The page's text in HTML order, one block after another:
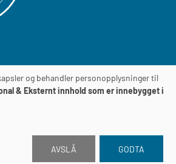
Drevet av
og behandler personopplysninger til
& Eksternt innhold som er innebygget i
AVSLÅ GODTA